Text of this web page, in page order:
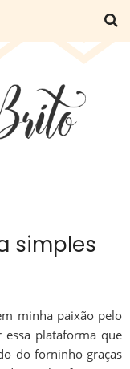
simples
minha paixão pelo
plataforma que
do forninho graças